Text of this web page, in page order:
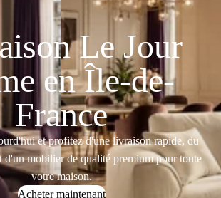
Le Jour
en Île-de-
France
et profitez d'une livraison rapide, du
d'un mobilier de qualité premium pour toute
votre maison.
Acheter maintenant